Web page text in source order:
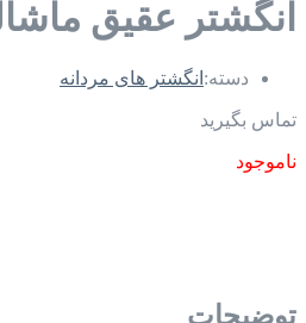
انگشتر عقیق
دسته: انگشتر های مردانه
تماس بگیرید
ناموجود
توضیحات